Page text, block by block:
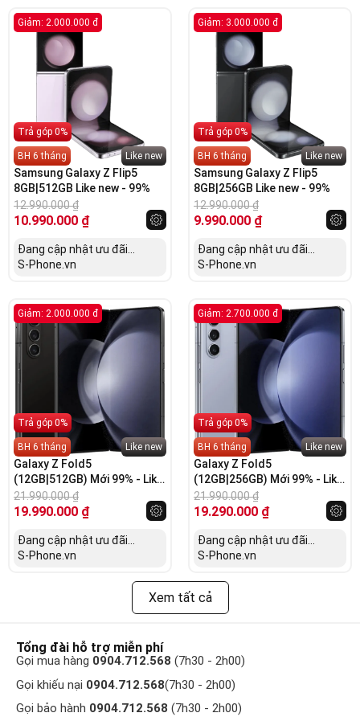
Giảm: 2.000.000 đ
Trả góp 0%
BH 6 tháng Like new
Samsung Galaxy Z Flip5
8GB|512GB Like new - 99%
12.990.000₫
10.990.000 ₫
Đang cập nhật ưu đãi...
S-Phone.vn
Giảm: 3.000.000 đ
Trả góp 0%
BH 6 tháng Like new
Samsung Galaxy Z Flip5
8GB|256GB Like new - 99%
12.990.000₫
9.990.000 ₫
Đang cập nhật ưu đãi...
S-Phone.vn
Giảm: 2.000.000 đ
Trả góp 0%
BH 6 tháng Like new
Galaxy Z Fold5
(12GB|512GB) Mới 99% - Like
new
21.990.000₫
19.990.000 ₫
Đang cập nhật ưu đãi...
S-Phone.vn
Giảm: 2.700.000 đ
Trả góp 0%
BH 6 tháng Like new
Galaxy Z Fold5
(12GB|256GB) Mới 99% - Like
new
21.990.000₫
19.290.000 ₫
Đang cập nhật ưu đãi...
S-Phone.vn
Xem tất cả
Tổng đài hỗ trợ miễn phí
Gọi mua hàng 0904.712.568 (7h30 - 2h00)
Gọi khiếu nại 0904.712.568(7h30 - 2h00)
Gọi bảo hành 0904.712.568 (7h30 - 2h00)